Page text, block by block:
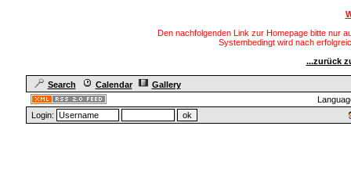
Den nachfolgenden Link zur Homepage bitte nur
Systembedingt wird nach
...zurück
Search Calendar
Gallery
Login: